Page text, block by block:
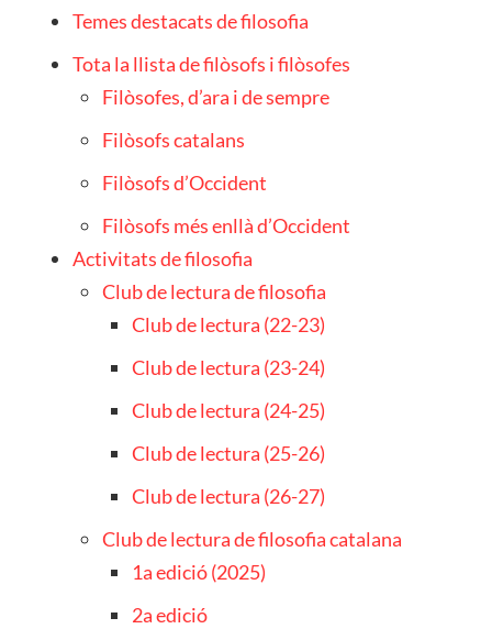
Temes destacats de filosofia
Tota la llista de filòsofs i filòsofes
Filòsofes, d’ara i de sempre
Filòsofs catalans
Filòsofs d’Occident
Filòsofs més enllà d’Occident
Activitats de filosofia
Club de lectura de filosofia
Club de lectura (22-23)
Club de lectura (23-24)
Club de lectura (24-25)
Club de lectura (25-26)
Club de lectura (26-27)
Club de lectura de filosofia catalana
1a edició (2025)
2a edició